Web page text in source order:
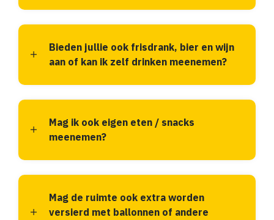
Bieden jullie ook frisdrank, bier en wijn
aan of kan ik zelf drinken meenemen?
Mag ik ook eigen eten / snacks
meenemen?
Mag de ruimte ook extra worden
versierd met ballonnen of andere